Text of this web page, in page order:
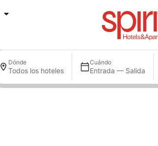
Dónde
Todos los hoteles
Cuándo
Entrada — Salida